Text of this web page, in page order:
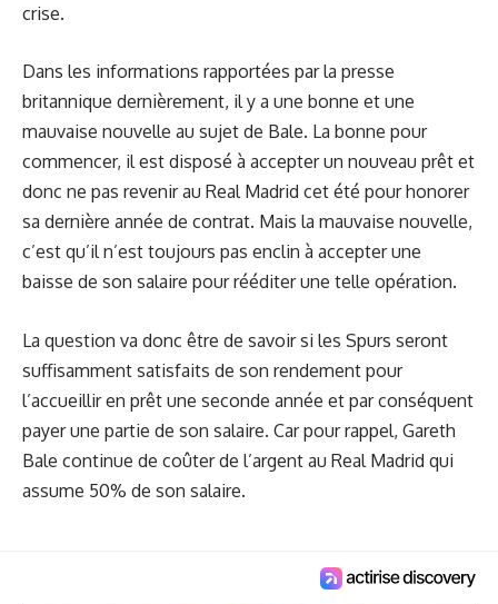
crise.
Dans les informations rapportées par la presse
britannique dernièrement, il y a une bonne et une
mauvaise nouvelle au sujet de Bale. La bonne pour
commencer, il est disposé à accepter un nouveau prêt et
donc ne pas revenir au Real Madrid cet été pour honorer
sa dernière année de contrat. Mais la mauvaise nouvelle,
c’est qu’il n’est toujours pas enclin à accepter une
baisse de son salaire pourrééditerune telle opération.
La question va donc être de savoir si les Spurs seront
suffisamment satisfaits de son rendement pour
l’accueillir en prêt une seconde année et par conséquent
payer une partie de son salaire. Car pour rappel, Gareth
Bale continue de coûter de l’argent au Real Madrid qui
assume 50% de son salaire.